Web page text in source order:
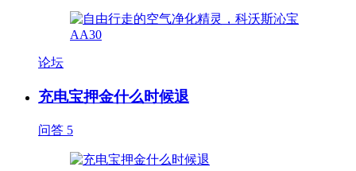
论坛
充电宝押金什么时候退
问答 5